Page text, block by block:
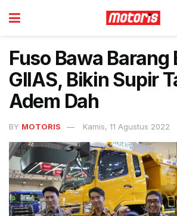
Fuso Bawa Barang
GIIAS, Bikin Supir
Adem Dah
BY MOTORIS Kamis, 11 Agustus 2022